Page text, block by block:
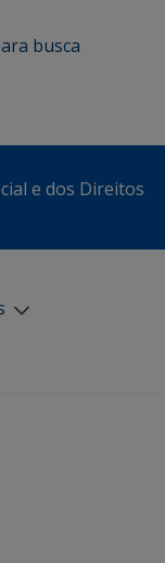
busca
e dos Direitos